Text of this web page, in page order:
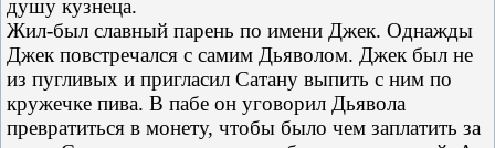
душу кузнеца.
Жил-был славный парень по имени Джек. Однажды
Джек повстречался с самим Дьяволом. Джек был не
из пугливых и пригласил Сатану выпить с ним по
кружечке пива. В пабе он уговорил Дьявола
превратиться в монету, чтобы было чем заплатить за